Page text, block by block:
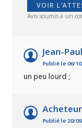
m3) ou 3 kg (3
VOIR
Avis soumis à un
Jean-
Publié le 06/
un peu lourd ;
Publié le 20/